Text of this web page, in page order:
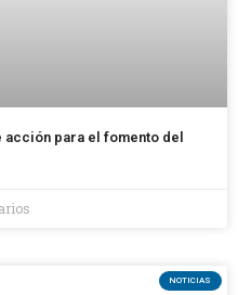
para el fomento del
NOTICIAS